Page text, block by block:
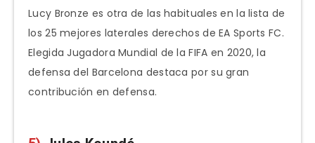
Lucy Bronze es otra de las habituales en la lista de
los 25 mejores laterales derechos de EA Sports FC.
Elegida Jugadora Mundial de la FIFA en 2020, la
defensa del Barcelona destaca por su gran
contribución en defensa.